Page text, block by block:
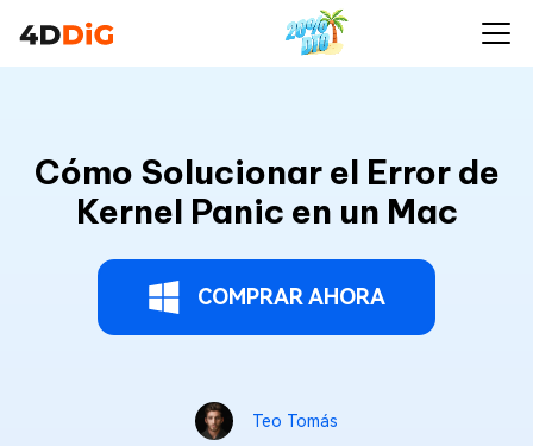
Cómo Solucionar el Error de
Kernel Panic en un Mac
COMPRAR AHORA
Teo Tomás